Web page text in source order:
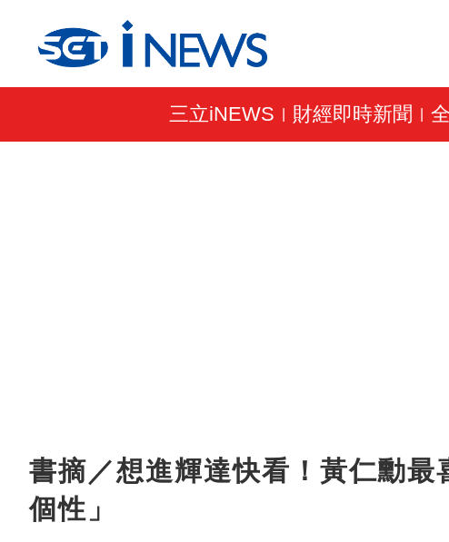
三立iNEWS 財經即時新聞
書摘／想進輝達快看！黃仁勳
個性」